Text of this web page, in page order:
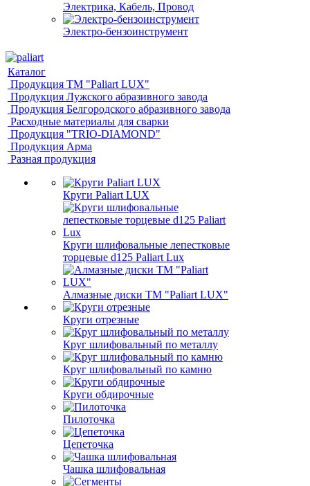
Электрика, Кабель, Провод
Электро-бензоинструмент
Каталог
Продукция ТМ "Paliart LUX"
Продукция Лужского абразивного завода
Продукция Белгородского абразивного завода
Расходные материалы для сварки
Продукция "TRIO-DIAMOND"
Продукция Арма
Разная продукция
Круги Paliart LUX
Круги шлифовальные лепестковые
торцевые d125 Paliart Lux
Алмазные диски ТМ "Paliart LUX"
Круги отрезные
Круг шлифовальный по металлу
Круг шлифовальный по камню
Круги обдирочные
Пилоточка
Цепеточка
Чашка шлифовальная